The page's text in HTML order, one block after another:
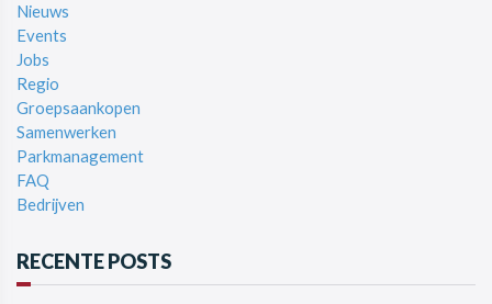
Nieuws
Events
Jobs
Regio
Groepsaankopen
Samenwerken
Parkmanagement
FAQ
Bedrijven
RECENTE POSTS